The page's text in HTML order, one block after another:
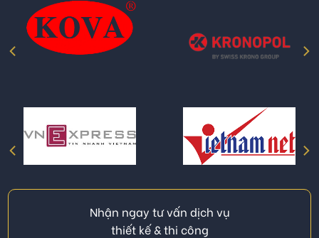
Nhận ngay tư vấn dịch vụ
thiết kế & thi công